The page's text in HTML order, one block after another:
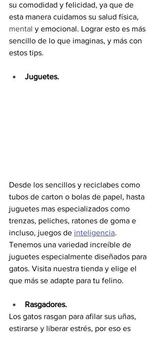
su comodidad y felicidad, ya que de
esta manera cuidamos su salud física,
mental y emocional. Lograr esto es más
sencillo de lo que imaginas, y más con
estos tips.
Juguetes.
Desde los sencillos y reciclabes como
tubos de carton o bolas de papel, hasta
juguetes mas especializados como
trenzas, peliches, ratones de goma e
incluso, juegos de inteligencia.
Tenemos una variedad increíble de
juguetes especialmente diseñados para
gatos. Visita nuestra tienda y elige el
que más se adapte para tu felino.
Rasgadores.
Los gatos rasgan para afilar sus uñas,
estirarse y liberar estrés, por eso es